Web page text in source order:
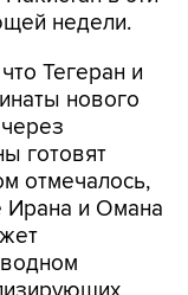
недели.
Тегеран и
нового
готовят
отмечалось,
Ирана и Омана